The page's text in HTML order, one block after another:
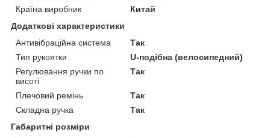
Країна виробник
Китай
Додаткові характеристики
Антивібраційна система
Так
Тип рукоятки
U-подібна (велосипедний)
Регулювання ручки по
висоті
Так
Плечовий ремінь
Так
Складна ручка
Так
Габаритні розміри